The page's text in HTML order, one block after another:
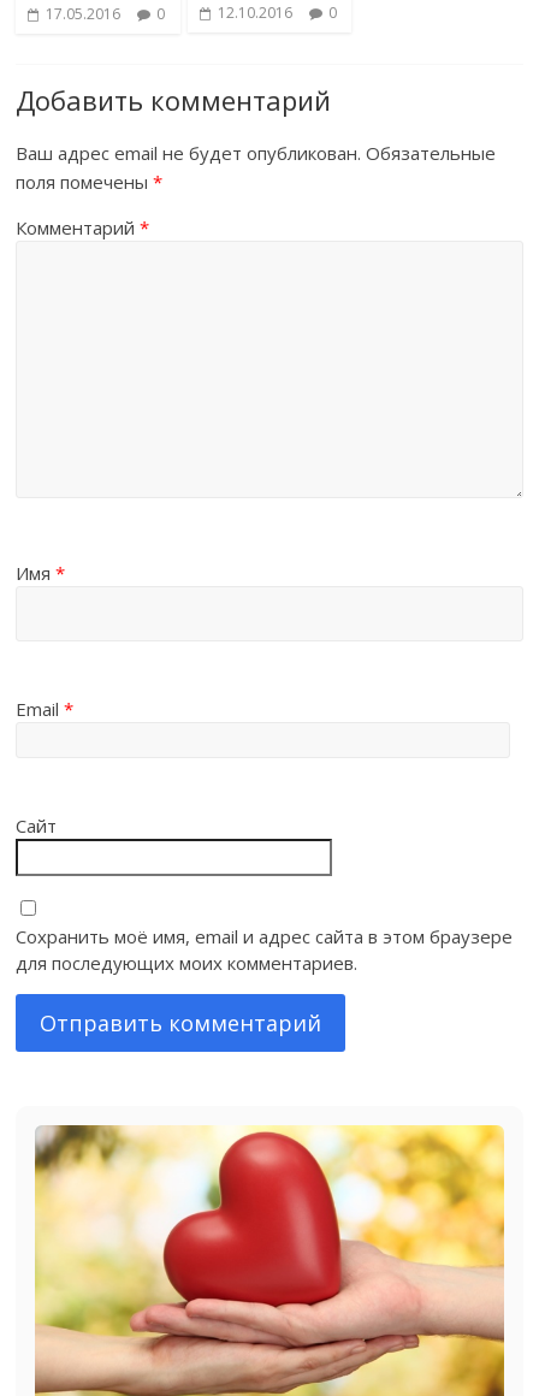
17.05.2016 0 12.10.2016 0
Добавить комментарий
Ваш адрес email не будет опубликован. Обязательные
поля помечены*
Комментарий*
Имя*
Email*
Сайт
Сохранить моё имя, email и адрес сайта в этом браузере
для последующих моих комментариев.